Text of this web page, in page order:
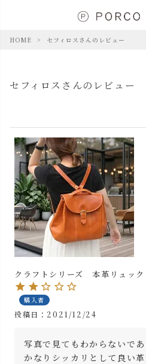
HOME セフィロスさんのレビュー
セフィロスさんのレビュー
クラフトシリーズ 本革リュッ
購入者
投稿日 2021/12/24
写真で見てもわからないであ
かなりシッカリとして良い革